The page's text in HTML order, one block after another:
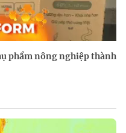
phẩm nông nghiệp thành